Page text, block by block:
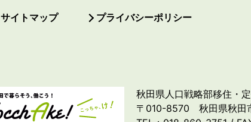
サイトマップ プライバシーポリシー
秋田県人口戦略部移住・
〒010-8570 秋田県秋田